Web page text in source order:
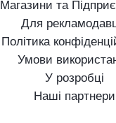
Магазини та
Для
Політика
Умови
У розробці
Наші партнери